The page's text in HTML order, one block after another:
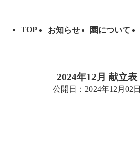
TOP お知らせ 園について
2024年12月 献立表
公開日：2024年12月02日